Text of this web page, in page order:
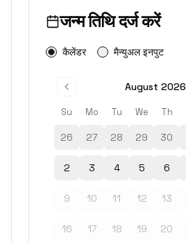
जन्म तिथि दर्ज करें
कैलेंडर मैन्युअल इनपुट
August 2026
Su Mo Tu We Th
26 27 28 29 30
2 3 4 5 6
9 10 11 12 13
16 17 18 19 20